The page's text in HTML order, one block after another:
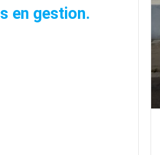
en gestion.